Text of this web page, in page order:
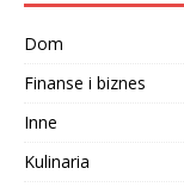
Dom
Finanse i biznes
Inne
Kulinaria